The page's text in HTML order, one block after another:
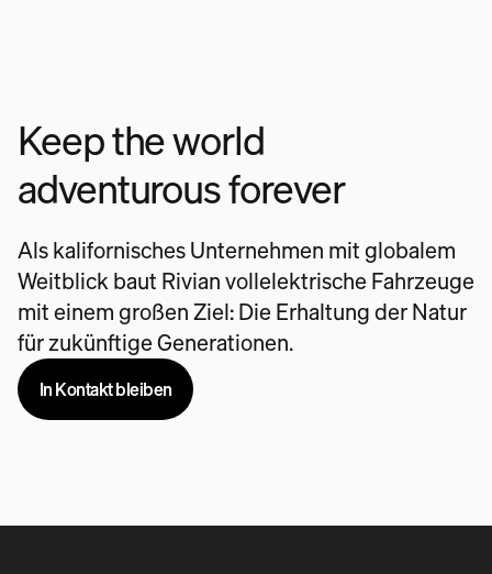
Keep the world
adventurous forever
Als kalifornisches Unternehmen mit globalem
Weitblick baut Rivian vollelektrische Fahrzeuge
mit einem großen Ziel: Die Erhaltung der Natur
für zukünftige Generationen.
In Kontakt bleiben